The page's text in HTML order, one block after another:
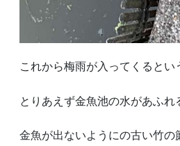
これから梅雨が入ってくるとい
とりあえず金魚池の水があふれ
金魚が出ないようにの古い竹の